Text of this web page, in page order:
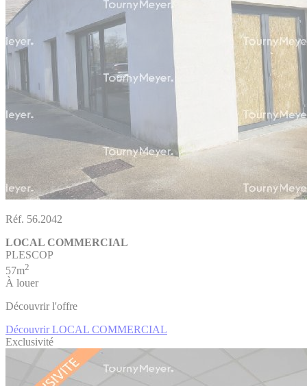
Réf. 56.2042
LOCAL COMMERCIAL
PLESCOP
57m2
À louer
Découvrir l'offre
Découvrir LOCAL COMMERCIAL
Exclusivité